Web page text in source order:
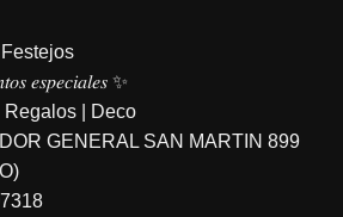
𝑒𝑠𝑝𝑒𝑐𝑖𝑎𝑙𝑒𝑠 ✨
Regalos | Deco
GENERAL SAN MARTIN 899